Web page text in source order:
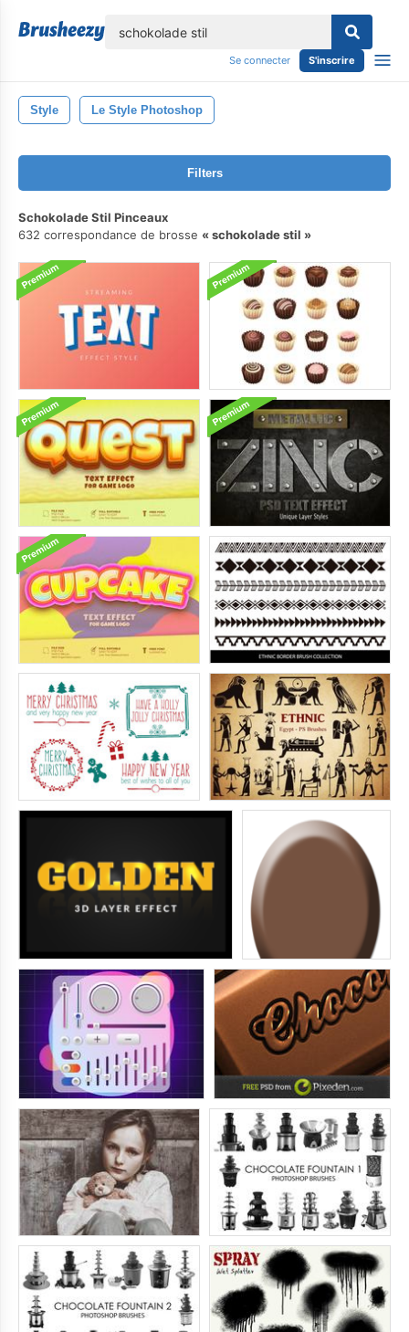
Se connecter S'inscrire
Style Le Style Photoshop
Filters
Schokolade Stil Pinceaux
632 correspondance de brosse
schokolade stil